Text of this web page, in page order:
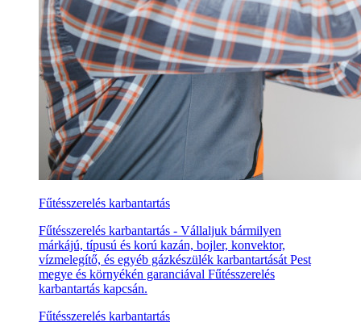
Fűtésszerelés karbantartás
Fűtésszerelés karbantartás - Vállaljuk bármilyen
márkájú, típusú és korú kazán, bojler, konvektor,
vízmelegítő, és egyéb gázkészülék karbantartását Pest
megye és környékén garanciával Fűtésszerelés
karbantartás kapcsán.
Fűtésszerelés karbantartás